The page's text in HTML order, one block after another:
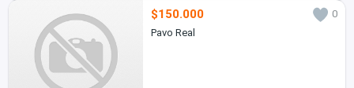
$150.000
0
Pavo Real